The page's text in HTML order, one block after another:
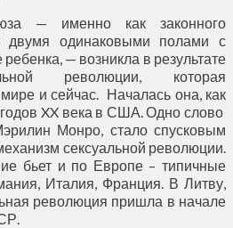
— именно как законного
двумя одинаковыми полами с
— возникла в результате
революции, которая
и сейчас. Началась она, как
XX века в США. Одно слово
Монро, стало спусковым
сексуальной революции.
бьет и по Европе – типичные
Италия, Франция. В Литву,
революция пришла в начале